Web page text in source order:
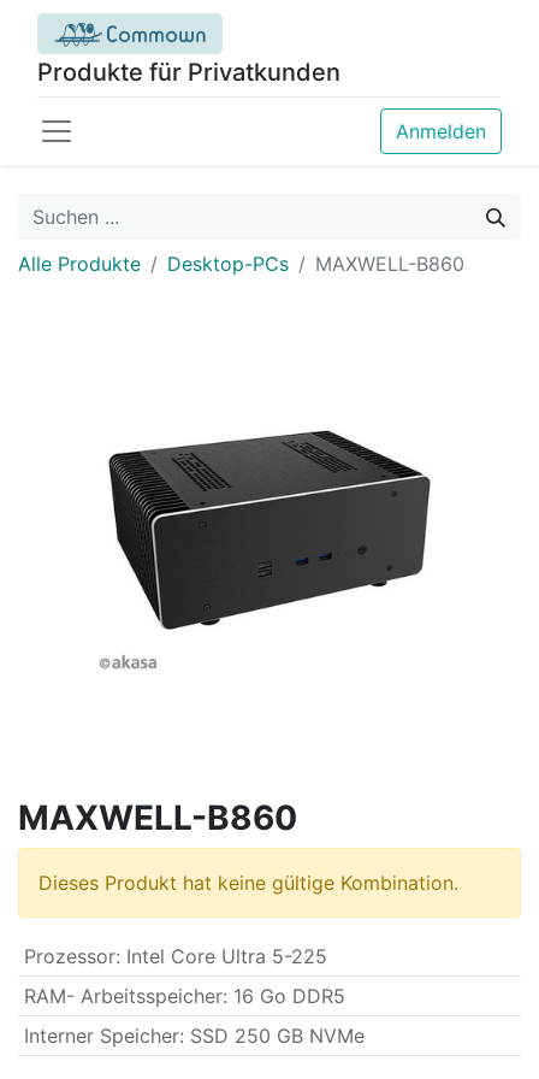
Produkte für Privatkunden
Anmelden
Alle Produkte Desktop-PCs MAXWELL-B860
MAXWELL-B860
Dieses Produkt hat keine gültige Kombination.
Prozessor: Intel Core Ultra 5-225
RAM- Arbeitsspeicher: 16 Go DDR5
Interner Speicher: SSD 250 GB NVMe